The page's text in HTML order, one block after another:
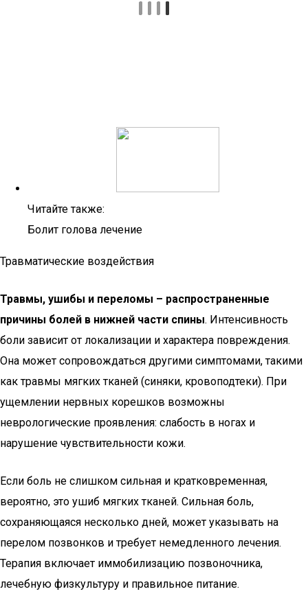
Читайте также:
Болит голова лечение
Травматические воздействия
Травмы, ушибы и переломы – распространенные
причины болей в нижней части спины. Интенсивность
боли зависит от локализации и характера повреждения.
Она может сопровождаться другими симптомами, такими
как травмы мягких тканей (синяки, кровоподтеки). При
ущемлении нервных корешков возможны
неврологические проявления: слабость в ногах и
нарушение чувствительности кожи.
Если боль не слишком сильная и кратковременная,
вероятно, это ушиб мягких тканей. Сильная боль,
сохраняющаяся несколько дней, может указывать на
перелом позвонков и требует немедленного лечения.
Терапия включает иммобилизацию позвоночника,
лечебную физкультуру и правильное питание.